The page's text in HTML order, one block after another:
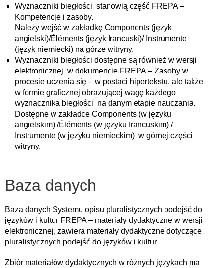
Wyznaczniki biegłości stanowią część FREPA –
Kompetencje i zasoby.
Należy wejść w zakładkę Components (język
angielski)/Éléments (język francuski)/ Instrumente
(język niemiecki) na górze witryny.
Wyznaczniki biegłości dostępne są również w wersji
elektronicznej w dokumencie FREPA – Zasoby w
procesie uczenia się – w postaci hipertekstu, ale także
w formie graficznej obrazującej wagę każdego
wyznacznika biegłości na danym etapie nauczania.
Dostępne w zakładce Components (w języku
angielskim) /Éléments (w języku francuskim) /
Instrumente (w języku niemieckim) w górnej części
witryny.
Baza danych
Baza danych Systemu opisu pluralistycznych podejść do
języków i kultur FREPA – materiały dydaktyczne w wersji
elektronicznej, zawiera materiały dydaktyczne dotyczące
pluralistycznych podejść do języków i kultur.
Zbiór materiałów dydaktycznych w różnych językach ma